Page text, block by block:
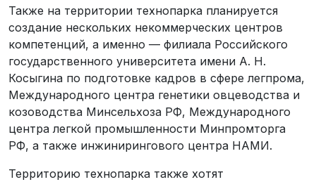
Также на территории технопарка планируется
создание нескольких некоммерческих центров
компетенций, а именно — филиала Российского
государственного университета имени А. Н.
Косыгина по подготовке кадров в сфере легпрома,
Международного центра генетики овцеводства и
козоводства Минсельхоза РФ, Международного
центра легкой промышленности Минпромторга
РФ, а также инжинирингового центра НАМИ.
Территорию технопарка также хотят